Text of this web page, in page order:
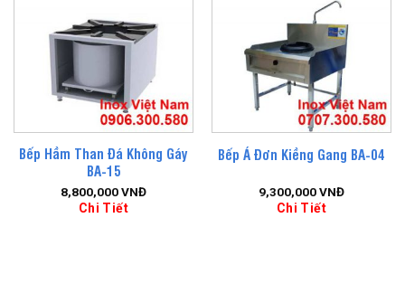
Bếp Hầm Than Đá Không Gáy
BA-15
8,800,000VNĐ
Chi Tiết
Bếp Á Đơn Kiềng Gang BA-04
9,300,000VNĐ
Chi Tiết